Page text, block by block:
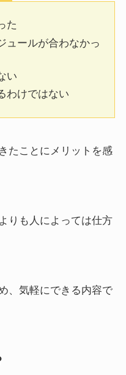
た
ュールが合わなかっ
い
わけではない
たことにメリットを感
りも人によっては仕方
、気軽にできる内容で